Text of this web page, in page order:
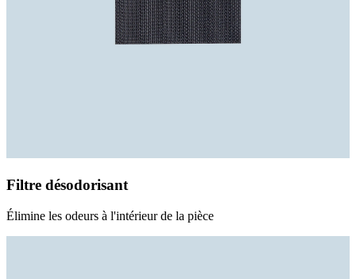
Filtre désodorisant
Élimine les odeurs à l'intérieur de la pièce